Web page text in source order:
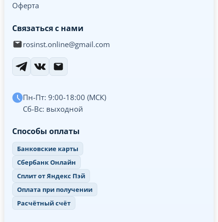
Оферта
Связаться с нами
rosinst.online@gmail.com
Пн-Пт: 9:00-18:00 (МСК)
Сб-Вс: выходной
Способы оплаты
Банковские карты
Сбербанк Онлайн
Сплит от Яндекс Пэй
Оплата при получении
Расчётный счёт